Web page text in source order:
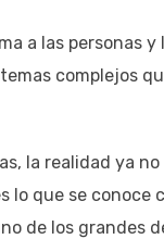
a las personas
complejos
la realidad ya
lo que se conoce
de los grandes